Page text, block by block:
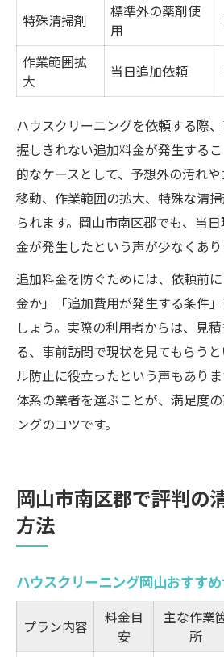
特殊清掃剤
標準外の薬剤使
用
作業範囲拡
大
当日追加依頼
ハウスクリーニングを依頼する際
握しきれない追加料金が発生する
的なケースとして、予想外の汚れ
移動、作業範囲の拡大、特殊な清
られます。岡山市南区郡でも、当
金が発生したという声が少なくあり
追加料金を防ぐためには、依頼前
金か」「追加費用が発生する条件
しょう。実際の利用者からは、見
る、事前訪問で現状を見てもらう
ル防止に役立ったという声もあり
体系の業者を選ぶことが、満足度
ングのコツです。
岡山市南区郡で評判の
方法
ハウスクリーニング岡山おすす
プラン内容
料金目
安
主な作業
所